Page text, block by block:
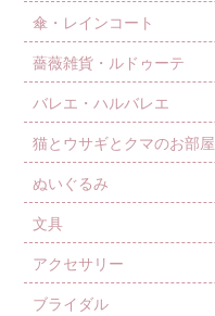
傘・レインコート
薔薇雑貨・ルドゥーテ
バレエ・ハルバレエ
猫とウサギとクマのお部屋
ぬいぐるみ
文具
アクセサリー
ブライダル